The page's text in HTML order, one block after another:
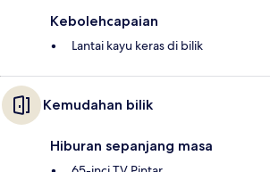
Kebolehcapaian
Lantai kayu keras di bilik
Kemudahan bilik
Hiburan sepanjang masa